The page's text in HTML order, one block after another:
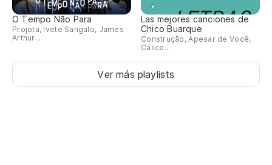
O Tempo Não Para
Projota, Ivete Sangalo, James
Arthur...
Las mejores canciones de
Chico Buarque
Construção, Apesar de Você,
Cálice...
Ver más playlists